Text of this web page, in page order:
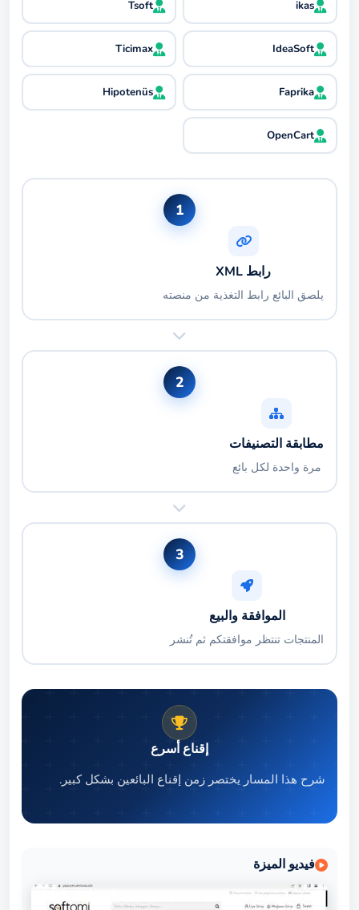
ikas
Tsoft
IdeaSoft
Ticimax
Faprika
Hipotenüs
OpenCart
1
رابط XML
يلصق البائع رابط التغذية من منصته
2
مطابقة التصنيفات
مرة واحدة لكل بائع
3
الموافقة والبيع
المنتجات تنتظر موافقتكم ثم تُنشر
إقناع أسرع
شرح هذا المسار يختصر زمن إقناع البائعين بشكل كبير.
فيديو الميزة